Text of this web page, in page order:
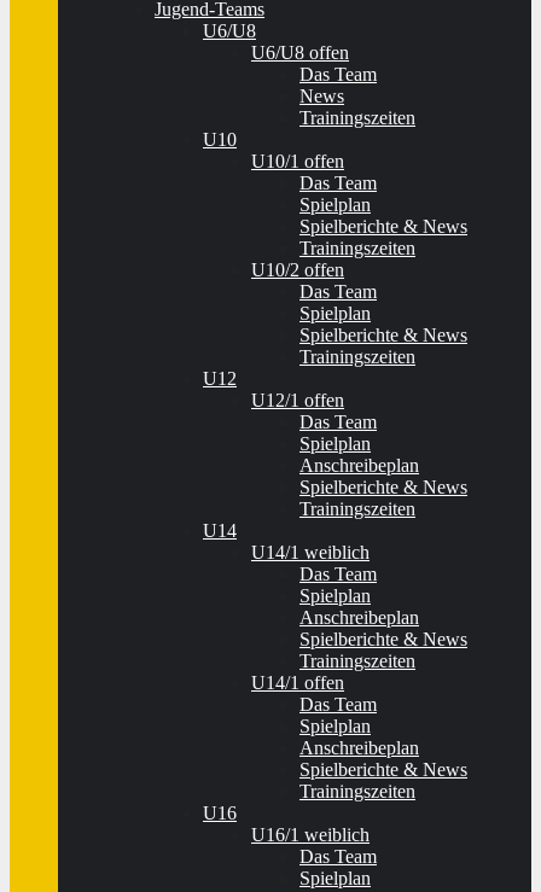
Jugend-Teams
U6/U8
U6/U8 offen
Das Team
News
Trainingszeiten
U10
U10/1 offen
Das Team
Spielplan
Spielberichte & News
Trainingszeiten
U10/2 offen
Das Team
Spielplan
Spielberichte & News
Trainingszeiten
U12
U12/1 offen
Das Team
Spielplan
Anschreibeplan
Spielberichte & News
Trainingszeiten
U14
U14/1 weiblich
Das Team
Spielplan
Anschreibeplan
Spielberichte & News
Trainingszeiten
U14/1 offen
Das Team
Spielplan
Anschreibeplan
Spielberichte & News
Trainingszeiten
U16
U16/1 weiblich
Das Team
Spielplan